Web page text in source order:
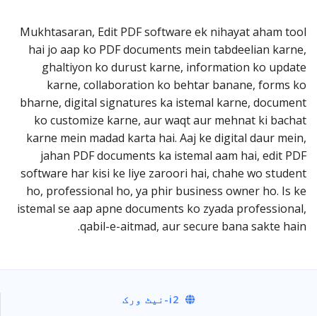
Mukhtasaran, Edit PDF software ek nihayat aham tool
hai jo aap ko PDF documents mein tabdeelian karne,
ghaltiyon ko durust karne, information ko update
karne, collaboration ko behtar banane, forms ko
bharne, digital signatures ka istemal karne, document
ko customize karne, aur waqt aur mehnat ki bachat
karne mein madad karta hai. Aaj ke digital daur mein,
jahan PDF documents ka istemal aam hai, edit PDF
software har kisi ke liye zaroori hai, chahe wo student
ho, professional ho, ya phir business owner ho. Is ke
istemal se aap apne documents ko zyada professional,
qabil-e-aitmad, aur secure bana sakte hain.
i2-نیٹ ورک